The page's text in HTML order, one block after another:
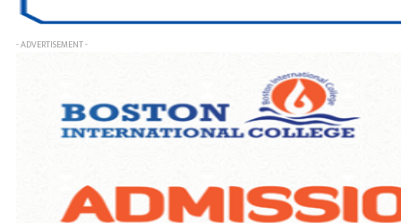
- ADVERTISEMENT -